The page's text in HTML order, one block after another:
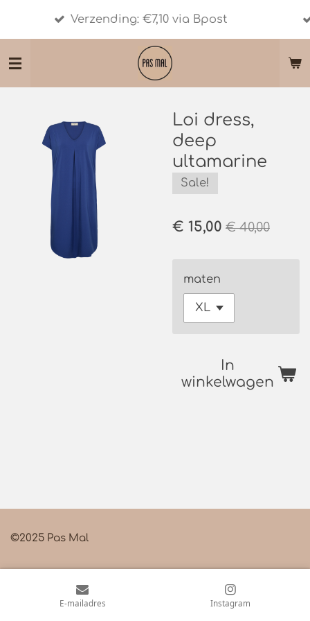
de
€7,10 via Bpost
Loi dress,
deep
ultamarine
Sale!
€ 15,00 € 40,00
maten
In
winkelwagen
©2025 Pas Mal
E-mailadres Instagram